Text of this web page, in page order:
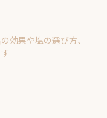
効果や塩の選び方、